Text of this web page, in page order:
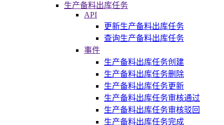
生产备料出库任务
API
更新生产备料出库任务
查询生产备料出库任务
事件
生产备料出库任务创建
生产备料出库任务删除
生产备料出库任务更新
生产备料出库任务审核通过
生产备料出库任务审核驳回
生产备料出库任务完成